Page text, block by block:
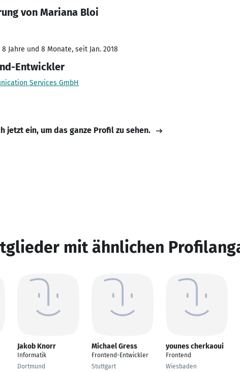
von Mariana Bloi
8 Jahre und 8 Monate, seit Jan. 2018
Entwickler
Services GmbH
jetzt ein, um das ganze Profil zu sehen.
mit ähnlichen
Jakob Knorr
Informatik
Dortmund
Michael Gress
Frontend-Entwickler
Stuttgart
younes cherkaoui
Frontend
Wiesbaden